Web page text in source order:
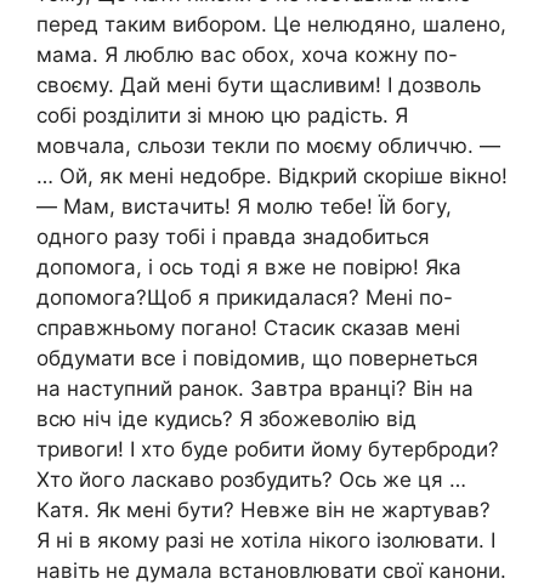
перед таким вибором. Це нелюдяно, шалено,
мама. Я люблю вас обох, хоча кожну по-
своєму. Дай мені бути щасливим! І дозволь
собі розділити зі мною цю радість. Я
мовчала, сльози текли по моєму обличчю. —
… Ой, як мені недобре. Відкрий скоріше вікно!
— Мам, вистачить! Я молю тебе! Їй богу,
одного разу тобі і правда знадобиться
допомога, і ось тоді я вже не повірю! Яка
допомога?Щоб я прикидалася? Мені по-
справжньому погано! Стасик сказав мені
обдумати все і повідомив, що повернеться
на наступний ранок. Завтра вранці? Він на
всю ніч іде кудись? Я збожеволію від
тривоги! І хто буде робити йому бутерброди?
Хто його ласкаво розбудить? Ось же ця …
Катя. Як мені бути? Невже він не жартував?
Я ні в якому разі не хотіла нікого ізолювати. І
навіть не думала встановлювати свої канони.